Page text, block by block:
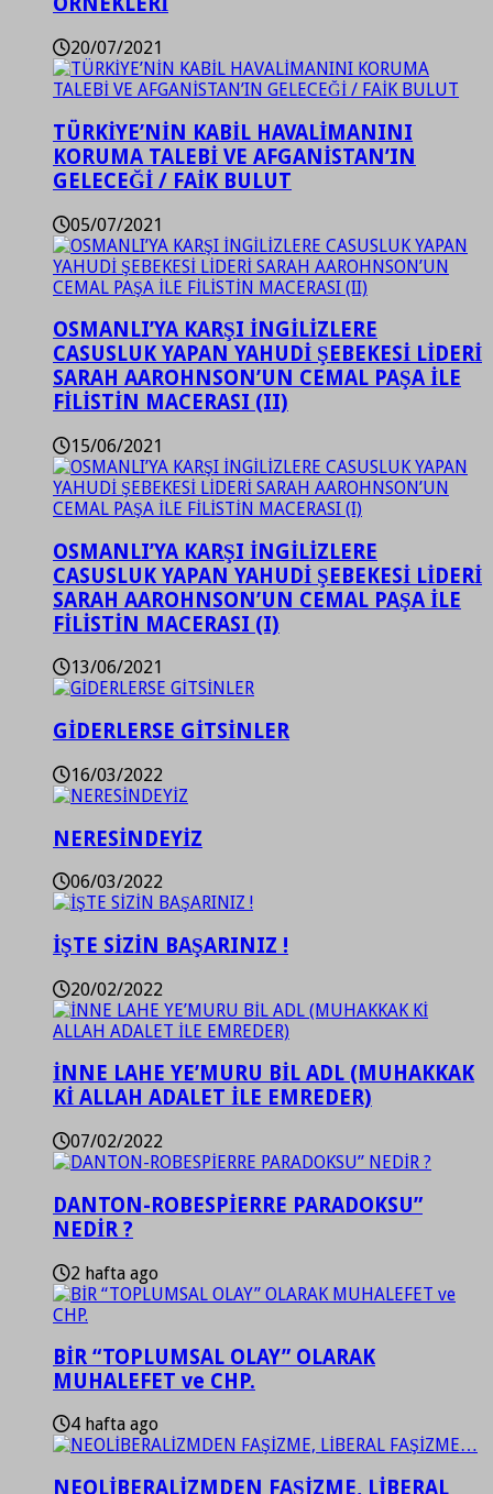
20/07/2021
TÜRKİYE’NİN KABİL HAVALİMANINI
KORUMA TALEBİ VE AFGANİSTAN’IN
GELECEĞİ / FAİK BULUT
05/07/2021
OSMANLI’YA KARŞI İNGİLİZLERE
CASUSLUK YAPAN YAHUDİ ŞEBEKESİ LİDERİ
SARAH AAROHNSON’UN CEMAL PAŞA İLE
FİLİSTİN MACERASI (II)
15/06/2021
OSMANLI’YA KARŞI İNGİLİZLERE
CASUSLUK YAPAN YAHUDİ ŞEBEKESİ LİDERİ
SARAH AAROHNSON’UN CEMAL PAŞA İLE
FİLİSTİN MACERASI (I)
13/06/2021
GİDERLERSE GİTSİNLER
16/03/2022
NERESİNDEYİZ
06/03/2022
İŞTE SİZİN BAŞARINIZ !
20/02/2022
İNNE LAHE YE’MURU BİL ADL (MUHAKKAK
Kİ ALLAH ADALET İLE EMREDER)
07/02/2022
DANTON-ROBESPİERRE PARADOKSU”
NEDİR ?
2 hafta ago
BİR “TOPLUMSAL OLAY” OLARAK
MUHALEFET ve CHP.
4 hafta ago
NEOLİBERALİZMDEN FAŞİZME, LİBERAL